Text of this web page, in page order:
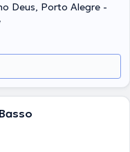
Deus, Porto Alegre -